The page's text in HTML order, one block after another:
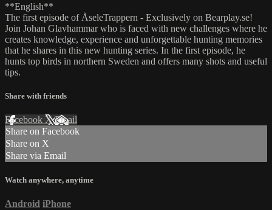
**English**
The first episode of ÅseleTrappern - Exclusively on Bearplay.se!
Join Johan Glavhammar who is faced with new challenges where he
creates knowledge, experience and unforgettable hunting memories
that he shares in this new hunting series. In the first episode, he
hunts top birds in northern Sweden and offers many shots and useful
tips.
Share with friends
Facebook XEmail
Share on Facebook
Share on X
Share via Email
Watch anywhere, anytime
Android iPhone